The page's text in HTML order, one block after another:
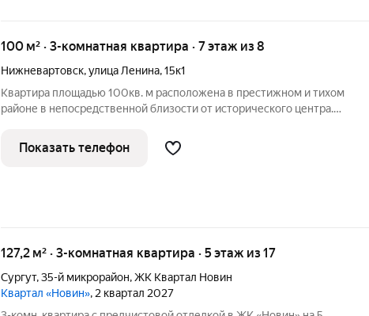
100 м² · 3-комнатная квартира · 7 этаж из 8
Нижневартовск,улица Ленина,15к1
Квартира площадью 100кв. м расположена в престижном и тихом
районе в непосредственной близости от исторического центра.
охраняемой территорией, подземным паркингом и современной
системой
Показать телефон
127,2 м² · 3-комнатная квартира · 5 этаж из 17
Сургут,35-й микрорайон,ЖК Квартал Новин
Квартал «Новин», 2 квартал 2027